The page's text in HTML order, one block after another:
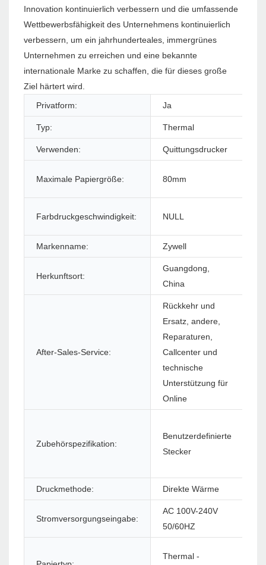
Innovation kontinuierlich verbessern und die umfassende
Wettbewerbsfähigkeit des Unternehmens kontinuierlich
verbessern, um ein jahrhunderteales, immergrünes
Unternehmen zu erreichen und eine bekannte
internationale Marke zu schaffen, die für dieses große
Ziel härtert wird.
Privatform:
Ja
Typ: Thermal
Verwenden: Quittungsdrucker
Maximale Papiergröße: 80mm
Farbdruckgeschwindigkeit: NULL
Markenname: Zywell
Herkunftsort:
Guangdong,
China
After-Sales-Service:
Rückkehr und
Ersatz, andere,
Reparaturen,
Callcenter und
technische
Unterstützung für
Online
Zubehörspezifikation:
Benutzerdefinierte
Stecker
Druckmethode: Direkte Wärme
Stromversorgungseingabe:
AC 100V-240V
50/60HZ
Thermal -